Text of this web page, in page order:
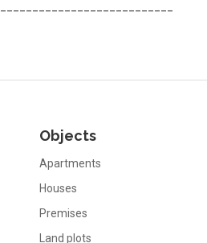
Objects
Apartments
Houses
Premises
Land plots